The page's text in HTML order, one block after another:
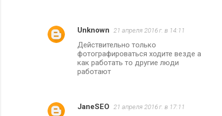
Unknown 21 апреля 2016 г. в 14:11
Действительно только
фотографироваться ходите везде а
как работать то другие люди
работают
JaneSEO 21 апреля 2016 г. в 17:11